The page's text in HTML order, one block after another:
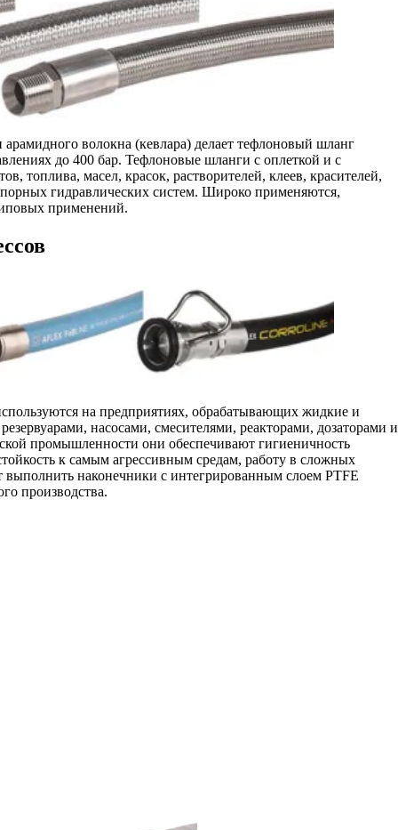
волокна (кевлара) делает тефлоновый шланг
до 400 бар. Тефлоновые шланги с оплеткой и с
топлива, масел, красок, растворителей, клеев, красителей,
гидравлических систем. Широко применяются,
применений.
на предприятиях, обрабатывающих жидкие и
насосами, смесителями, реакторами, дозаторами и
промышленности они обеспечивают гигиеничность
к самым агрессивным средам, работу в сложных
наконечники с интегрированным слоем PTFE
производства.